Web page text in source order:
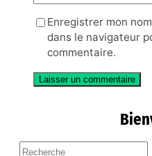
Enregistrer mon
dans le navigateur
commentaire.
S